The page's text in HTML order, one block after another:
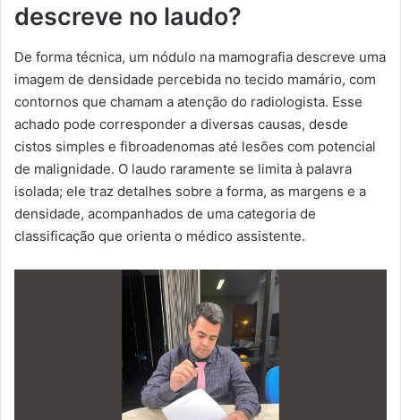
descreve no laudo?
De forma técnica, um nódulo na mamografia descreve uma
imagem de densidade percebida no tecido mamário, com
contornos que chamam a atenção do radiologista. Esse
achado pode corresponder a diversas causas, desde
cistos simples e fibroadenomas até lesões com potencial
de malignidade. O laudo raramente se limita à palavra
isolada; ele traz detalhes sobre a forma, as margens e a
densidade, acompanhados de uma categoria de
classificação que orienta o médico assistente.